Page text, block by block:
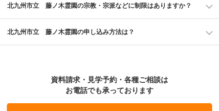
北九州市立 藤ノ木霊園の宗教・宗派などに制限はありますか？
北九州市立 藤ノ木霊園の申し込み方法は？
資料請求・見学予約・各種ご相談は
お電話でも承っております